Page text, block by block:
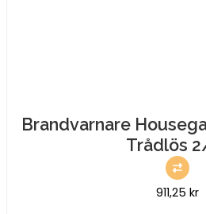
Brandvarnare
Trådlös
911,25 kr